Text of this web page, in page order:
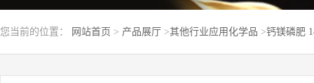
您当前的位置： 网站首页 > 产品展厅 >其他行业应用化学品 >钙镁磷肥